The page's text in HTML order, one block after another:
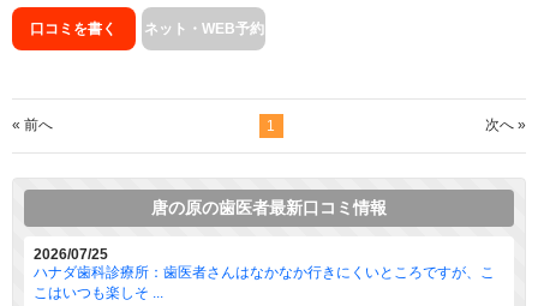
口コミを書く ネット・WEB予約
« 前へ 1 次へ »
唐の原の歯医者最新口コミ情報
2026/07/25
ハナダ歯科診療所：歯医者さんはなかなか行きにくいところですが、こ
こはいつも楽しそ ...